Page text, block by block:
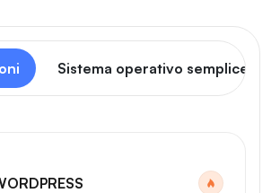
Sistema operativo semplice